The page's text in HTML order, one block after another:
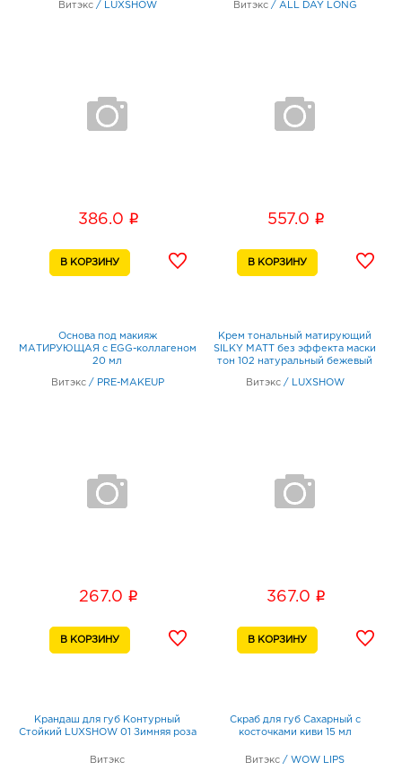
Витэкс / LUXSHOW
386.0 i
Витэкс / ALL DAY LONG
557.0 i
Основа под макияж
МАТИРУЮЩАЯ с EGG-коллагеном
20 мл
Витэкс / PRE-MAKEUP
267.0 i
Крем тональный матирующий
SILKY MATT без эффекта маски
тон 102 натуральный бежевый
Витэкс / LUXSHOW
367.0 i
Крандаш для губ Контурный
Стойкий LUXSHOW 01 Зимняя роза
Витэкс
Скраб для губ Сахарный с
косточками киви 15 мл
Витэкс / WOW LIPS